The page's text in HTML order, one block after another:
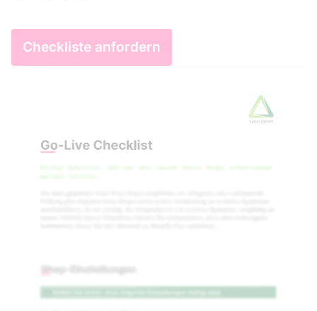
Checkliste anfordern